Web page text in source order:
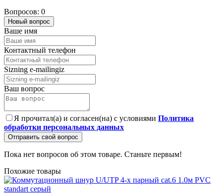
Вопросов: 0
Новый вопрос
Ваше имя
Контактный телефон
Sizning e-mailingiz
Ваш вопрос
Я прочитал(а) и согласен(на) с условиями Политика
обработки персональных данных
Отправить свой вопрос
Пока нет вопросов об этом товаре. Станьте первым!
Похожие товары